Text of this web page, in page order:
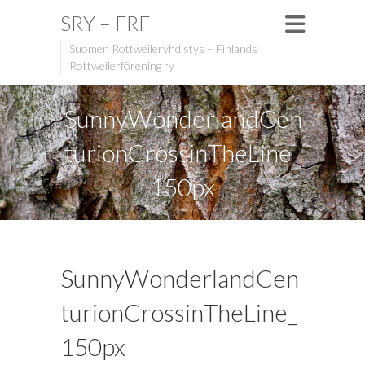
SRY – FRF
Suomen Rottweileryhdistys – Finlands
Rottweilerförening ry
SunnyWonderlandCen
turionCrossinTheLine_
150px
SunnyWonderlandCen
turionCrossinTheLine_
150px